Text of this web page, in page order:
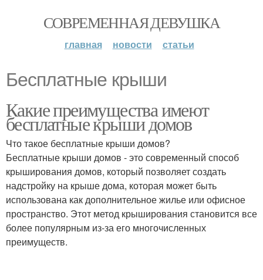
СОВРЕМЕННАЯ ДЕВУШКА
главная новости статьи
Бесплатные крыши
Какие преимущества имеют
бесплатные крыши домов
Что такое бесплатные крыши домов?
Бесплатные крыши домов - это современный способ
крыширования домов, который позволяет создать
надстройку на крыше дома, которая может быть
использована как дополнительное жилье или офисное
пространство. Этот метод крыширования становится все
более популярным из-за его многочисленных
преимуществ.